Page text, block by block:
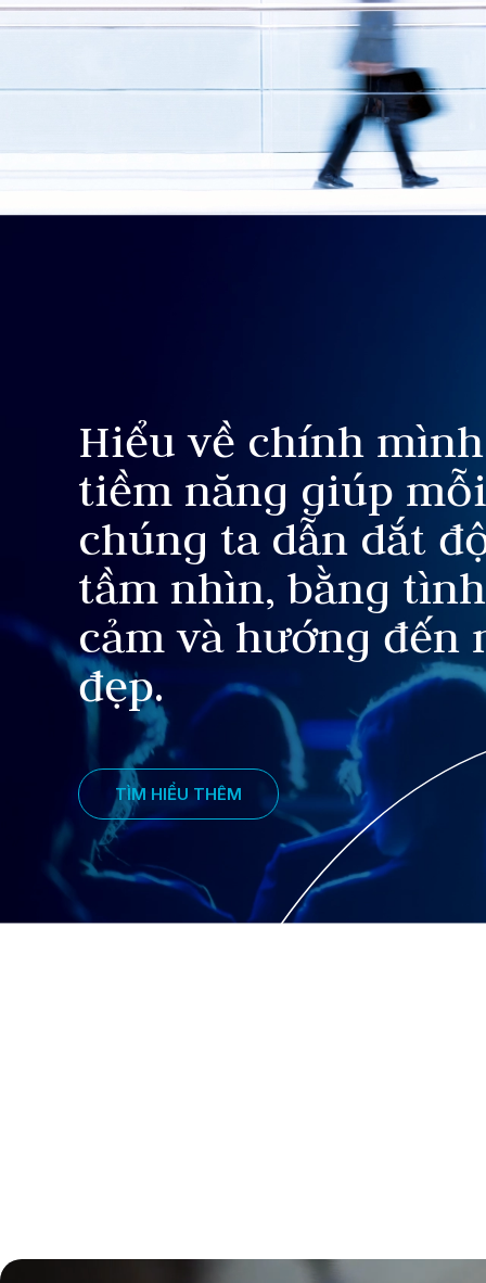
Hiểu về chính
tiềm năng giúp
chúng ta dẫn dắt
tầm nhìn, bằng
cảm và hướng đến
đẹp.
TÌM HIỂU THÊM